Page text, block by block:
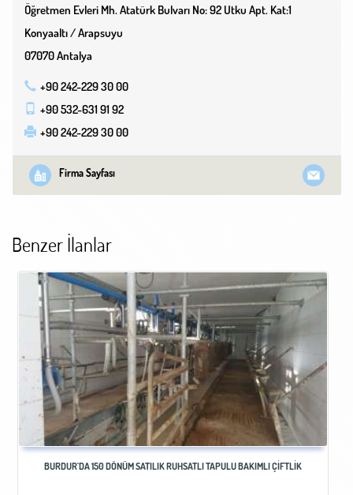
Öğretmen Evleri Mh. Atatürk Bulvarı No: 92 Utku Apt. Kat:1
Konyaaltı / Arapsuyu
07070 Antalya
+90 242-229 30 00
+90 532-631 91 92
+90 242-229 30 00
Firma Sayfası
Benzer İlanlar
BURDUR`DA 150 DÖNÜM SATILIK RUHSATLI TAPULU BAKIMLI ÇİFTLİK